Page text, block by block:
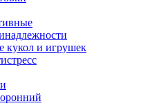
кукол и игрушек